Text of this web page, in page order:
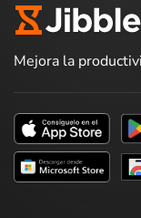
Mejora la